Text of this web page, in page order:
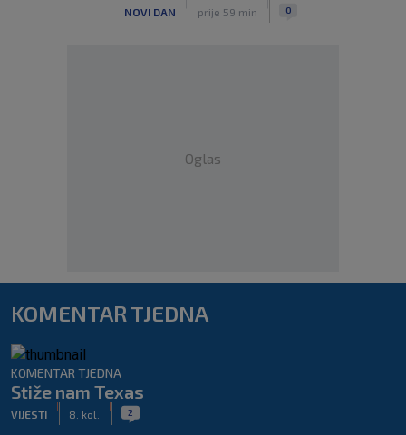
NOVI DAN prije 59 min 0
Oglas
KOMENTAR TJEDNA
KOMENTAR TJEDNA
Stiže nam Texas
VIJESTI 8. kol. 2